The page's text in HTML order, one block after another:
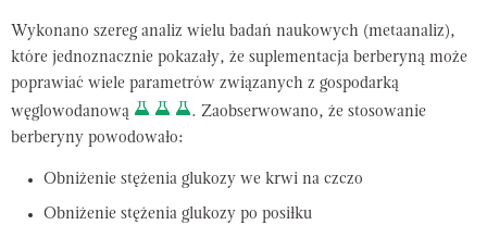
Wykonano szereg analiz wielu badań naukowych (metaanaliz),
które jednoznacznie pokazały, że suplementacja berberyną może
poprawiać wiele parametrów związanych z gospodarką
węglowodanową
. Zaobserwowano, że stosowanie
berberyny powodowało:
Obniżenie stężenia glukozy we krwi na czczo
Obniżenie stężenia glukozy po posiłku